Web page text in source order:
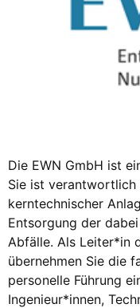
Die EWN GmbH ist
Sie ist
kerntechnischer
Entsorgung der
Abfälle. Als Leiter*in
übernehmen Sie die
personelle Führung
Ingenieur*innen,